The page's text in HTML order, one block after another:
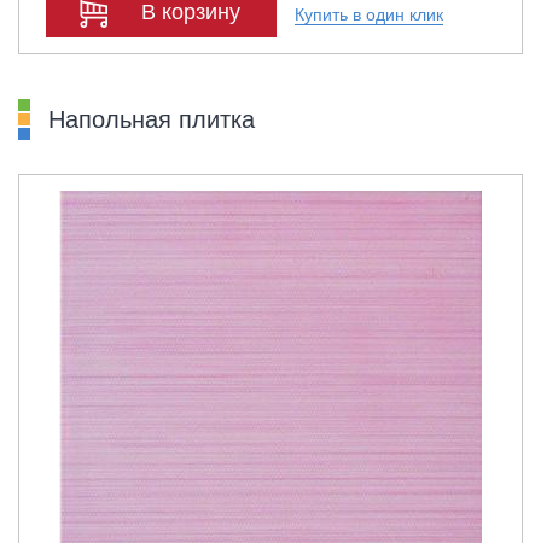
В корзину Купить в один клик
Напольная плитка